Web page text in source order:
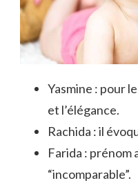
Yasmine : pour
et l’élégance.
Rachida : il
Farida : prénom
“incomparable”.